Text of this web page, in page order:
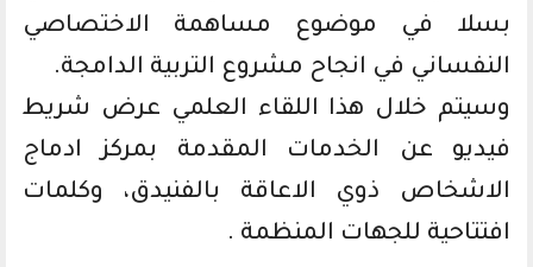
بسلا في موضوع مساهمة الاختصاصي
النفساني في انجاح مشروع التربية الدامجة.
وسيتم خلال هذا اللقاء العلمي عرض شريط
فيديو عن الخدمات المقدمة بمركز ادماج
الاشخاص ذوي الاعاقة بالفنيدق، وكلمات
افتتاحية للجهات المنظمة .